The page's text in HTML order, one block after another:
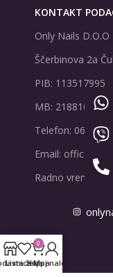
KONTAKT
Only Nails D.O.O
Ščerbinova 2a
PIB: 113517995
MB: 21881678
Telefon: 065/
Email:
Radno vreme:
Lista želja
0
Korpa
Moj nalog